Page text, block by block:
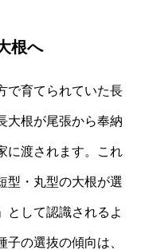
根へ
で育てられていた長
大根が尾張から奉納
に渡されます。これ
型・丸型の大根が選
として認識されるよ
の選抜の傾向は、